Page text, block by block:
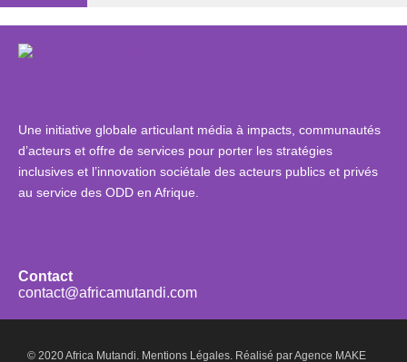
Une initiative globale articulant média à impacts, communautés
d’acteurs et offre de services pour porter les stratégies
inclusives et l’innovation sociétale des acteurs publics et privés
au service des ODD en Afrique.
Contact
contact@africamutandi.com
© 2020 Africa Mutandi. Mentions Légales. Réalisé parAgence MAKE